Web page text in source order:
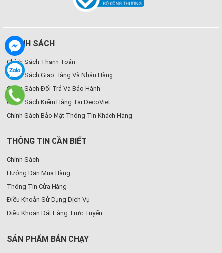
CHÍNH SÁCH
Chính Sách Thanh Toán
Chính Sách Giao Hàng Và Nhận Hàng
Chính Sách Đổi Trả Và Bảo Hành
Chính Sách Kiểm Hàng Tại DecoViet
Chính Sách Bảo Mật Thông Tin Khách Hàng
THÔNG TIN CẦN BIẾT
Chính Sách
Hướng Dẫn Mua Hàng
Thông Tin Cửa Hàng
Điều Khoản Sử Dụng Dịch Vụ
Điều Khoản Đặt Hàng Trực Tuyến
SẢN PHẨM BÁN CHẠY